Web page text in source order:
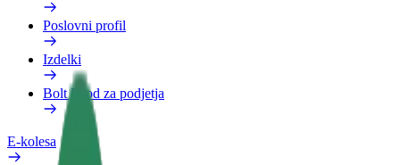
Poslovni profil
Izdelki
Bolt Food za podjetja
E-kolesa